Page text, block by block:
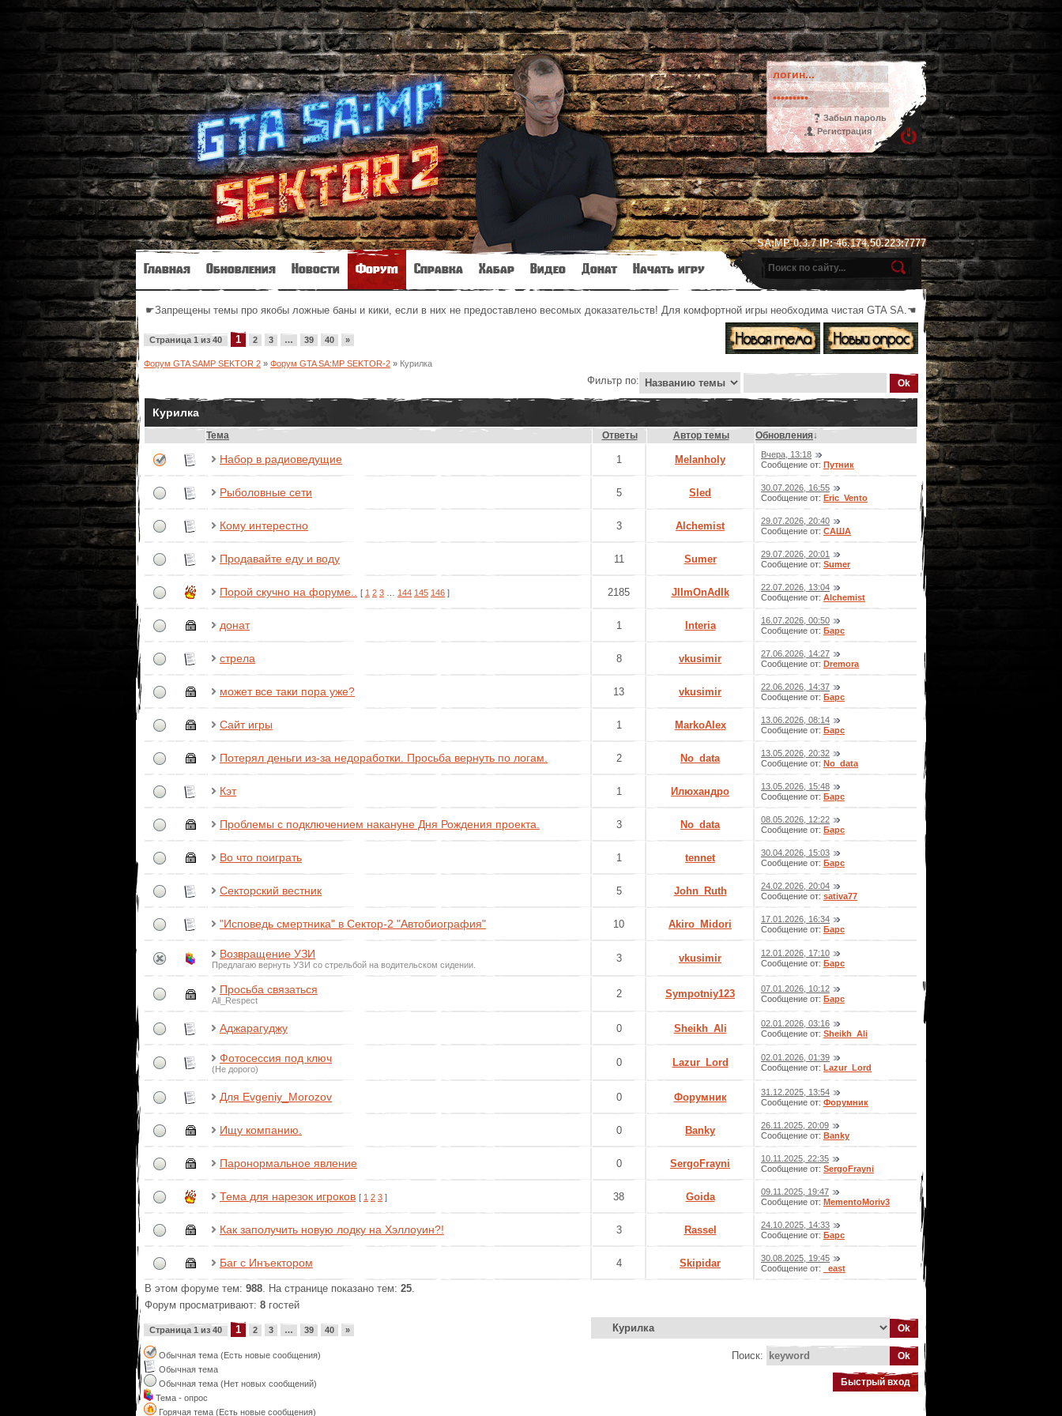
Забыл пароль
Регистрация
SA:MP 0.3.7 IP: 46.174.50.223:7777
Главная Обновления Новости Форум Справка Хабар Видео Донат Начать игру
☛Запрещены темы про якобы ложные баны и кики, если в них не предоставлено весомых доказательств! Для комфортной игры необходима чистая GTA SA.☚
Страница 1 из 40 1 2 3 … 39 40 »
Форум GTA SAMP SEKTOR 2 » Форум GTA SA:MP SEKTOR-2 » Курилка
Фильтр по:
Курилка
Тема Ответы Автор темы Обновления↓
Набор в радиоведущие 1 Melanholy
Вчера, 13:18
Сообщение от: Путник
Рыболовные сети 5 Sled
30.07.2026, 16:55
Сообщение от: Eric_Vento
Кому интерестно 3 Alchemist
29.07.2026, 20:40
Сообщение от: САША
Продавайте еду и воду 11 Sumer
29.07.2026, 20:01
Сообщение от: Sumer
Порой скучно на форуме.. [ 1 2 3 144 145 146 ] 2185 JlImOnAdIk
22.07.2026, 13:04
Сообщение от: Alchemist
донат 1 Interia
16.07.2026, 00:50
Сообщение от: Барс
стрела 8 vkusimir
27.06.2026, 14:27
Сообщение от: Dremora
может все таки пора уже? 13 vkusimir
22.06.2026, 14:37
Сообщение от: Барс
Сайт игры 1 MarkoAlex
13.06.2026, 08:14
Сообщение от: Барс
Потерял деньги из-за недоработки. Просьба вернуть по логам. 2 No_data
13.05.2026, 20:32
Сообщение от: No_data
Кэт 1 Илюхандрo
13.05.2026, 15:48
Сообщение от: Барс
Проблемы с подключением накануне Дня Рождения проекта. 3 No_data
08.05.2026, 12:22
Сообщение от: Барс
Во что поиграть 1 tennet
30.04.2026, 15:03
Сообщение от: Барс
Секторский вестник 5 John_Ruth
24.02.2026, 20:04
Сообщение от: sativa77
"Исповедь смертника" в Сектор-2 "Автобиография" 10 Akiro_Midori
17.01.2026, 16:34
Сообщение от: Барс
Возвращение УЗИ
Предлагаю вернуть УЗИ со стрельбой на водительском сидении.
3 vkusimir
12.01.2026, 17:10
Сообщение от: Барс
Просьба связаться
All_Respect
2 Sympotniy123
07.01.2026, 10:12
Сообщение от: Барс
Аджарагуджу 0 Sheikh_Ali
02.01.2026, 03:16
Сообщение от: Sheikh_Ali
Фотосессия под ключ
(Не дорого)
0 Lazur_Lord
02.01.2026, 01:39
Сообщение от: Lazur_Lord
Для Evgeniy_Morozov 0 Форумник
31.12.2025, 13:54
Сообщение от: Форумник
Ищу компанию. 0 Banky
26.11.2025, 20:09
Сообщение от: Banky
Паронормальное явление 0 SergoFrayni
10.11.2025, 22:35
Сообщение от: SergoFrayni
Тема для нарезок игроков [ 1 2 3 ] 38 Goida
09.11.2025, 19:47
Сообщение от: MementoMoriv3
Как заполучить новую лодку на Хэллоуин?! 3 Rassel
24.10.2025, 14:33
Сообщение от: Барс
Баг с Инъектором 4 Skipidar
30.08.2025, 19:45
Сообщение от:
_east
В этом форуме тем: 988. На странице показано тем: 25.
Форум просматривают: 8 гостей
Страница 1 из 40 1 2 3 … 39 40 »
Обычная тема (Есть новые сообщения)
Обычная тема
Обычная тема (Нет новых сообщений)
Тема - опрос
Горячая тема (Есть новые сообщения)
Поиск: